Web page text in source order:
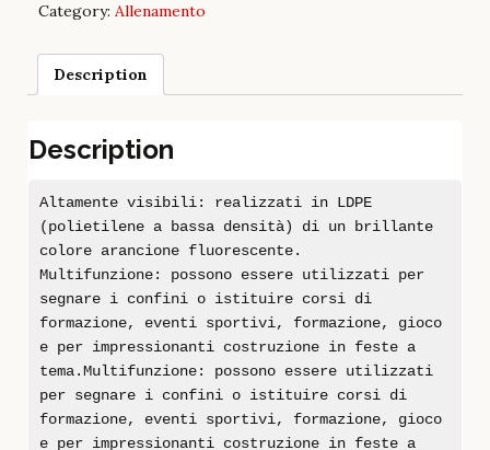
Category: Allenamento
Description
Description
Altamente visibili: realizzati in LDPE
(polietilene a bassa densità) di un brillante
colore arancione fluorescente.
Multifunzione: possono essere utilizzati per
segnare i confini o istituire corsi di
formazione, eventi sportivi, formazione, gioco
e per impressionanti costruzione in feste a
tema.Multifunzione: possono essere utilizzati
per segnare i confini o istituire corsi di
formazione, eventi sportivi, formazione, gioco
e per impressionanti costruzione in feste a